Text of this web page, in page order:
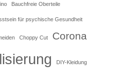
Bauchfreie Oberteile
für psychische Gesundheit
Choppy Cut Corona
DIY-Kleidung